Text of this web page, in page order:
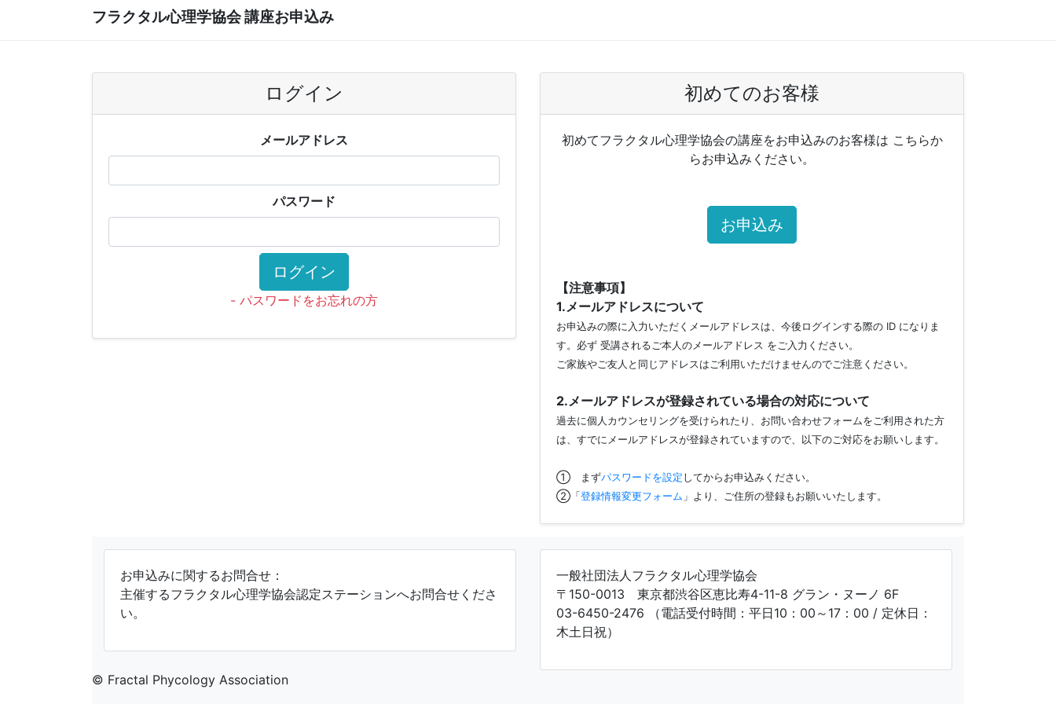
フラクタル心理学協会 講座お申込み
ログイン
メールアドレス
パスワード
ログイン
- パスワードをお忘れの方
初めてのお客様
初めてフラクタル心理学協会の講座をお申込みのお客様は こちらか
らお申込みください。
お申込み
【注意事項】
1.メールアドレスについて
お申込みの際に入力いただくメールアドレスは、今後ログインする際の ID になりま
す。必ず 受講されるご本人のメールアドレス をご入力ください。
ご家族やご友人と同じアドレスはご利用いただけませんのでご注意ください。
2.メールアドレスが登録されている場合の対応について
過去に個人カウンセリングを受けられたり、お問い合わせフォームをご利用された方
は、すでにメールアドレスが登録されていますので、以下のご対応をお願いします。
① まずパスワードを設定してからお申込みください。
②「登録情報変更フォーム 」より、ご住所の登録もお願いいたします。
お申込みに関するお問合せ：
主催するフラクタル心理学協会認定ステーションへお問合せくださ
い。
一般社団法人フラクタル心理学協会
〒150-0013 東京都渋谷区恵比寿4-11-8 グラン・ヌーノ 6F
03-6450-2476 （電話受付時間：平日10：00～17：00 / 定休日：
木土日祝）
© Fractal Phycology Association